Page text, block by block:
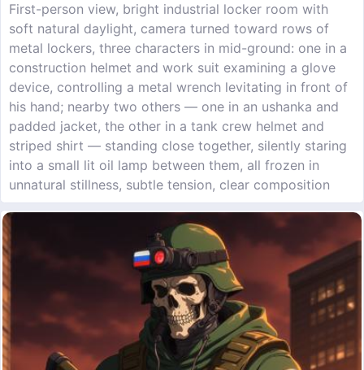
First-person view, bright industrial locker room with
soft natural daylight, camera turned toward rows of
metal lockers, three characters in mid-ground: one in a
construction helmet and work suit examining a glove
device, controlling a metal wrench levitating in front of
his hand; nearby two others — one in an ushanka and
padded jacket, the other in a tank crew helmet and
striped shirt — standing close together, silently staring
into a small lit oil lamp between them, all frozen in
unnatural stillness, subtle tension, clear composition